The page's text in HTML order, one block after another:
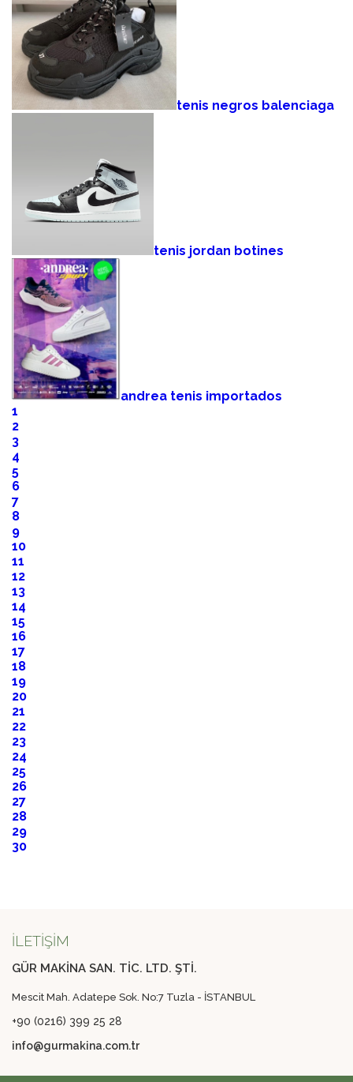
tenis negros balenciaga
tenis jordan botines
andrea tenis importados
1
2
3
4
5
6
7
8
9
10
11
12
13
14
15
16
17
18
19
20
21
22
23
24
25
26
27
28
29
30
İLETİŞİM
GÜR MAKİNA SAN. TİC. LTD. ŞTİ.
Mescit Mah. Adatepe Sok. No:7 Tuzla - İSTANBUL
+90 (0216) 399 25 28
info@gurmakina.com.tr